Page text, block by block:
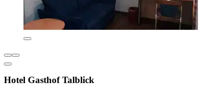
Hotel Gasthof Talblick